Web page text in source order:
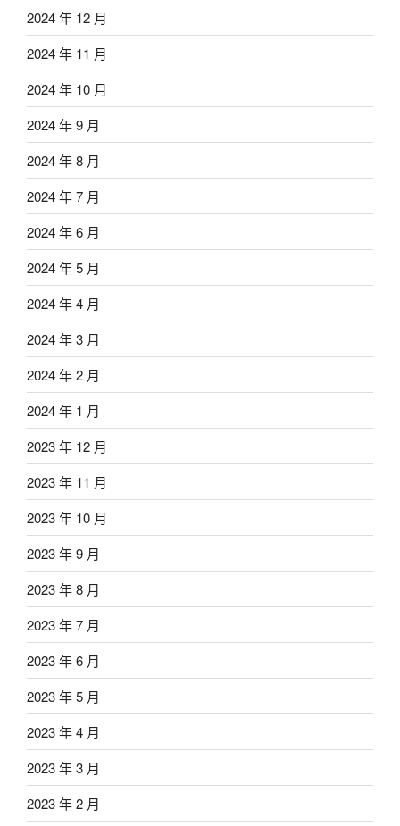
2024 年 12 月
2024 年 11 月
2024 年 10 月
2024 年 9 月
2024 年 8 月
2024 年 7 月
2024 年 6 月
2024 年 5 月
2024 年 4 月
2024 年 3 月
2024 年 2 月
2024 年 1 月
2023 年 12 月
2023 年 11 月
2023 年 10 月
2023 年 9 月
2023 年 8 月
2023 年 7 月
2023 年 6 月
2023 年 5 月
2023 年 4 月
2023 年 3 月
2023 年 2 月